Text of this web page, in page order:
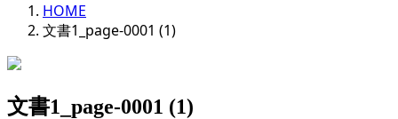
HOME
文書1_page-0001 (1)
文書1_page-0001 (1)